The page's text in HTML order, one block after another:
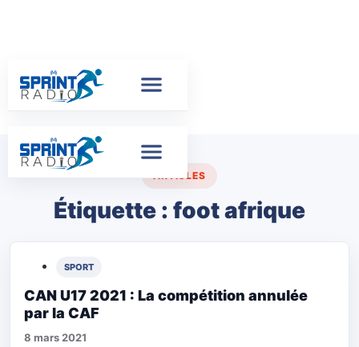
ARTICLES
Étiquette : foot afrique
SPORT
CAN U17 2021 : La compétition annulée
par la CAF
8 mars 2021